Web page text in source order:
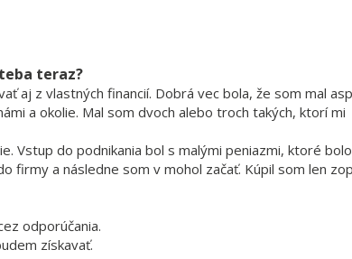
teraz?
aj z vlastných financií. Dobrá vec bola, že som mal
a okolie. Mal som dvoch alebo troch takých, ktorí mi
Vstup do podnikania bol s malými peniazmi, ktoré bolo
firmy a následne som v mohol začať. Kúpil som len
odporúčania.
získavať.